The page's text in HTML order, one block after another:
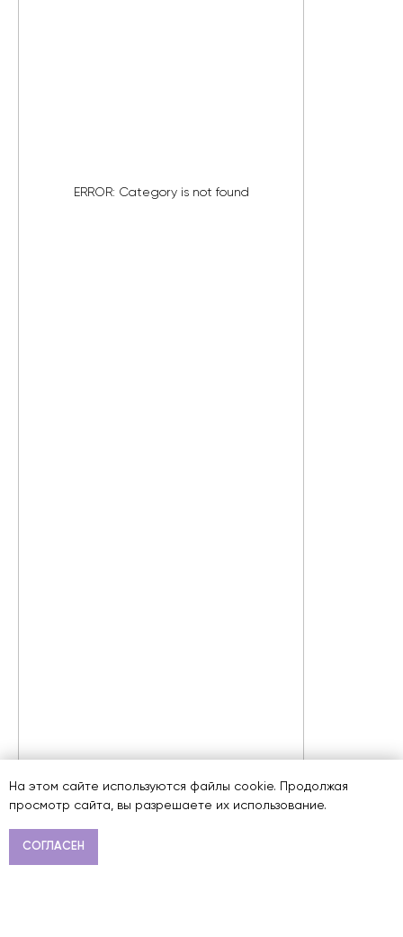
ERROR: Category is not found
На этом сайте используются файлы cookie. Продолжая
просмотр сайта, вы разрешаете их использование.
СОГЛАСЕН